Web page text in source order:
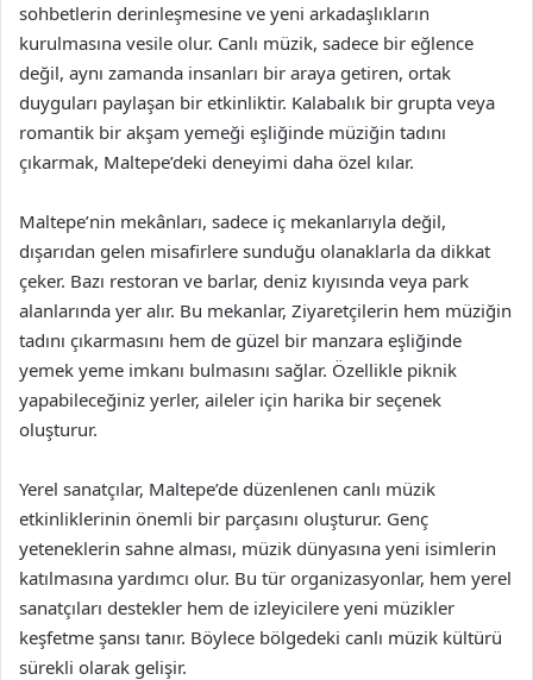
sohbetlerin derinleşmesine ve yeni arkadaşlıkların
kurulmasına vesile olur. Canlı müzik, sadece bir eğlence
değil, aynı zamanda insanları bir araya getiren, ortak
duyguları paylaşan bir etkinliktir. Kalabalık bir grupta veya
romantik bir akşam yemeği eşliğinde müziğin tadını
çıkarmak, Maltepe’deki deneyimi daha özel kılar.
Maltepe’nin mekânları, sadece iç mekanlarıyla değil,
dışarıdan gelen misafirlere sunduğu olanaklarla da dikkat
çeker. Bazı restoran ve barlar, deniz kıyısında veya park
alanlarında yer alır. Bu mekanlar, Ziyaretçilerin hem müziğin
tadını çıkarmasını hem de güzel bir manzara eşliğinde
yemek yeme imkanı bulmasını sağlar. Özellikle piknik
yapabileceğiniz yerler, aileler için harika bir seçenek
oluşturur.
Yerel sanatçılar, Maltepe’de düzenlenen canlı müzik
etkinliklerinin önemli bir parçasını oluşturur. Genç
yeteneklerin sahne alması, müzik dünyasına yeni isimlerin
katılmasına yardımcı olur. Bu tür organizasyonlar, hem yerel
sanatçıları destekler hem de izleyicilere yeni müzikler
keşfetme şansı tanır. Böylece bölgedeki canlı müzik kültürü
sürekli olarak gelişir.